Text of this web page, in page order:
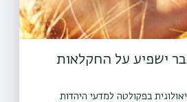
ישפיע על החקלאות
בפקולטה למדעי היהדות